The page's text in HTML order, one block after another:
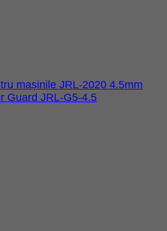
mașinile JRL-2020 4.5mm
Guard JRL-G5-4.5